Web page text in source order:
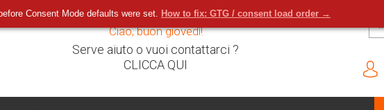
Consent Mode defaults were set. How to fix: GTG / consent load order →
Ciao, buon giovedì!
Serve aiuto o vuoi contattarci ?
CLICCA QUI